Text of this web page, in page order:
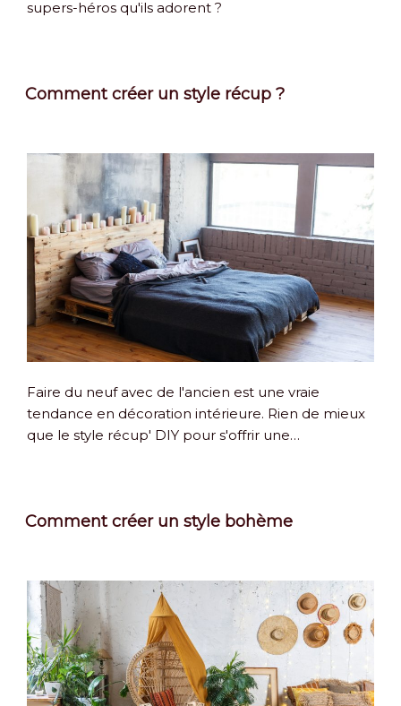
supers-héros qu'ils adorent ?
Comment créer un style récup ?
Faire du neuf avec de l'ancien est une vraie
tendance en décoration intérieure. Rien de mieux
que le style récup' DIY pour s'offrir une…
Comment créer un style bohème